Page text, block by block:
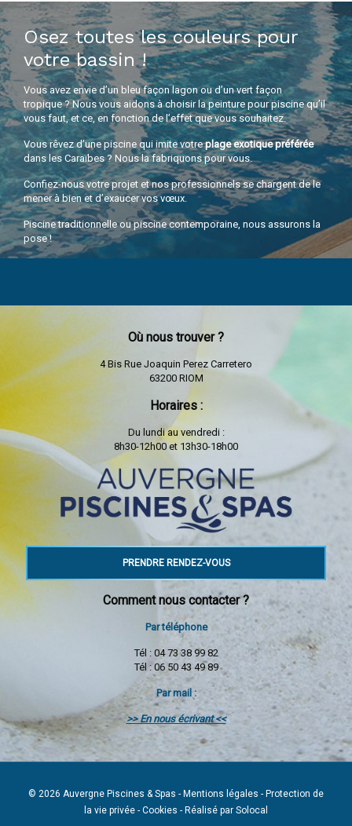
Osez toutes les couleurs pour
votre bassin !
Vous avez envie d’un bleu façon lagon ou d’un vert façon
tropique ? Nous vous aidons à choisir la peinture pour piscine qu’il
vous faut, et ce, en fonction de l’effet que vous souhaitez.
Vous rêvez d’une piscine qui imite votreplage exotique préférée
dans les Caraïbes ? Nous la fabriquons pour vous.
Confiez-nous votre projet et nos professionnels se chargent de le
mener à bien et d’exaucer vos vœux.
Piscine traditionnelle ou piscine contemporaine, nous assurons la
pose !
Où nous trouver ?
4 Bis Rue Joaquin Perez Carretero
63200 RIOM
Horaires :
Du lundi au vendredi :
8h30-12h00 et 13h30-18h00
PRENDRE RENDEZ-VOUS
Comment nous contacter ?
Par téléphone
Tél : 04 73 38 99 82
Tél : 06 50 43 49 89
Par mail :
>> En nous écrivant <<
© 2026 Auvergne Piscines & Spas - Mentions légales - Protection de
la vie privée - Cookies - Réalisé par Solocal